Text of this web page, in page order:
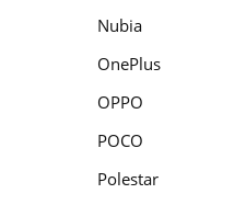
Nubia
OnePlus
OPPO
POCO
Polestar